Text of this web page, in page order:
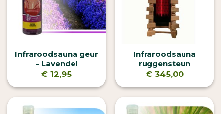
Infraroodsauna geur
– Lavendel
€ 12,95
Infraroodsauna
ruggensteun
€345,00